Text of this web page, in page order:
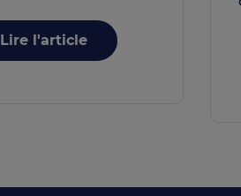
Lire l'article